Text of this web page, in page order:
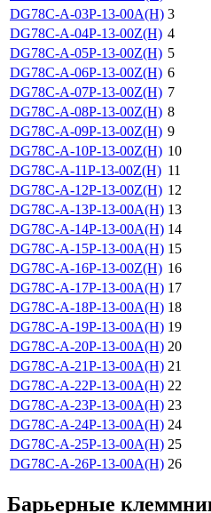
DG78C-A-03P-13-00A(H) 3
DG78C-A-04P-13-00Z(H) 4
DG78C-A-05P-13-00Z(H) 5
DG78C-A-06P-13-00Z(H) 6
DG78C-A-07P-13-00Z(H) 7
DG78C-A-08P-13-00Z(H) 8
DG78C-A-09P-13-00Z(H) 9
DG78C-A-10P-13-00Z(H) 10
DG78C-A-11P-13-00Z(H) 11
DG78C-A-12P-13-00Z(H) 12
DG78C-A-13P-13-00A(H) 13
DG78C-A-14P-13-00A(H) 14
DG78C-A-15P-13-00A(H) 15
DG78C-A-16P-13-00Z(H) 16
DG78C-A-17P-13-00A(H) 17
DG78C-A-18P-13-00A(H) 18
DG78C-A-19P-13-00A(H) 19
DG78C-A-20P-13-00A(H) 20
DG78C-A-21P-13-00A(H) 21
DG78C-A-22P-13-00A(H) 22
DG78C-A-23P-13-00A(H) 23
DG78C-A-24P-13-00A(H) 24
DG78C-A-25P-13-00A(H) 25
DG78C-A-26P-13-00A(H) 26
Барьерные